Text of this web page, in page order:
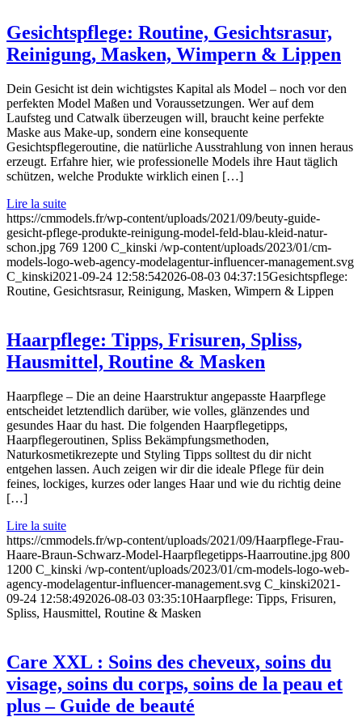
Gesichtspflege: Routine, Gesichtsrasur,
Reinigung, Masken, Wimpern & Lippen
Dein Gesicht ist dein wichtigstes Kapital als Model – noch vor den
perfekten Model Maßen und Voraussetzungen. Wer auf dem
Laufsteg und Catwalk überzeugen will, braucht keine perfekte
Maske aus Make-up, sondern eine konsequente
Gesichtspflegeroutine, die natürliche Ausstrahlung von innen heraus
erzeugt. Erfahre hier, wie professionelle Models ihre Haut täglich
schützen, welche Produkte wirklich einen […]
Lire la suite
https://cmmodels.fr/wp-content/uploads/2021/09/beuty-guide-
gesicht-pflege-produkte-reinigung-model-feld-blau-kleid-natur-
schon.jpg 769 1200 C_kinski /wp-content/uploads/2023/01/cm-
models-logo-web-agency-modelagentur-influencer-management.svg
C_kinski2021-09-24 12:58:542026-08-03 04:37:15Gesichtspflege:
Routine, Gesichtsrasur, Reinigung, Masken, Wimpern & Lippen
Haarpflege: Tipps, Frisuren, Spliss,
Hausmittel, Routine & Masken
Haarpflege – Die an deine Haarstruktur angepasste Haarpflege
entscheidet letztendlich darüber, wie volles, glänzendes und
gesundes Haar du hast. Die folgenden Haarpflegetipps,
Haarpflegeroutinen, Spliss Bekämpfungsmethoden,
Naturkosmetikrezepte und Styling Tipps solltest du dir nicht
entgehen lassen. Auch zeigen wir dir die ideale Pflege für dein
feines, lockiges, kurzes oder langes Haar und wie du richtig deine
[…]
Lire la suite
https://cmmodels.fr/wp-content/uploads/2021/09/Haarpflege-Frau-
Haare-Braun-Schwarz-Model-Haarpflegetipps-Haarroutine.jpg 800
1200 C_kinski /wp-content/uploads/2023/01/cm-models-logo-web-
agency-modelagentur-influencer-management.svg C_kinski2021-
09-24 12:58:492026-08-03 03:35:10Haarpflege: Tipps, Frisuren,
Spliss, Hausmittel, Routine & Masken
Care XXL : Soins des cheveux, soins du
visage, soins du corps, soins de la peau et
plus – Guide de beauté